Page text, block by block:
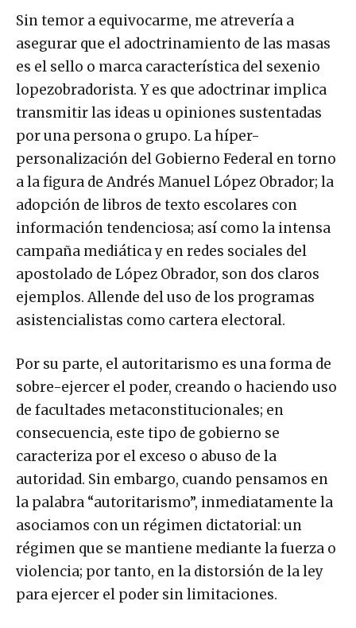
Sin temor a equivocarme, me atrevería a
asegurar que el adoctrinamiento de las masas
es el sello o marca característica del sexenio
lopezobradorista. Y es que adoctrinar implica
transmitir las ideas u opiniones sustentadas
por una persona o grupo. La híper-
personalización del Gobierno Federal en torno
a la figura de Andrés Manuel López Obrador; la
adopción de libros de texto escolares con
información tendenciosa; así como la intensa
campaña mediática y en redes sociales del
apostolado de López Obrador, son dos claros
ejemplos. Allende del uso de los programas
asistencialistas como cartera electoral.
Por su parte, el autoritarismo es una forma de
sobre-ejercer el poder, creando o haciendo uso
de facultades metaconstitucionales; en
consecuencia, este tipo de gobierno se
caracteriza por el exceso o abuso de la
autoridad. Sin embargo, cuando pensamos en
la palabra “autoritarismo”, inmediatamente la
asociamos con un régimen dictatorial: un
régimen que se mantiene mediante la fuerza o
violencia; por tanto, en la distorsión de la ley
para ejercer el poder sin limitaciones.